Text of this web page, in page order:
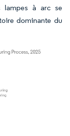
lampes à arc se
dominante du